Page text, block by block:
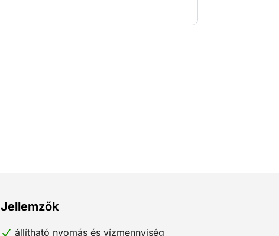
Jellemzők
állítható nyomás és vízmennyiség